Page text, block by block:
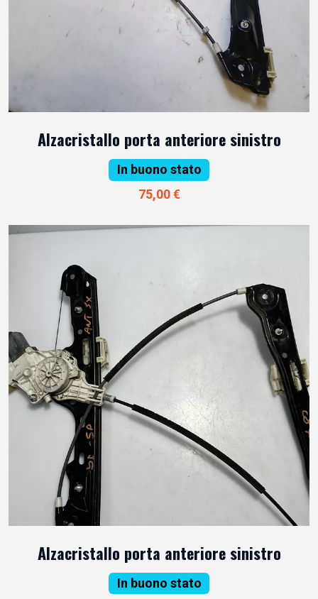
Alzacristallo porta anteriore sinistro
In buono stato
75,00 €
Alzacristallo porta anteriore sinistro
In buono stato